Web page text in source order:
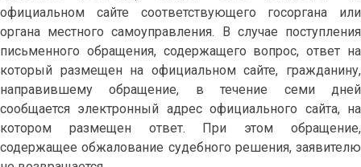
официальном сайте соответствующего госоргана или
органа местного самоуправления. В случае поступления
письменного обращения, содержащего вопрос, ответ на
который размещен на официальном сайте, гражданину,
направившему обращение, в течение семи дней
сообщается электронный адрес официального сайта, на
котором размещен ответ. При этом обращение,
содержащее обжалование судебного решения, заявителю